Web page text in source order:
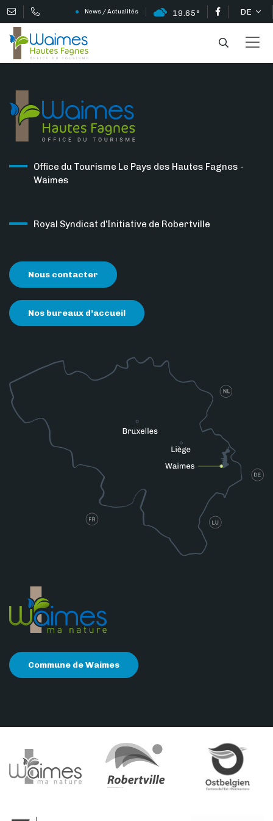
News / Actualités 19.65° DE
Office du Tourisme Le Pays des Hautes Fagnes -
Waimes
Royal Syndicat d’Initiative de Robertville
Nous contacter
Nos bureaux d’accueil
Commune de Waimes